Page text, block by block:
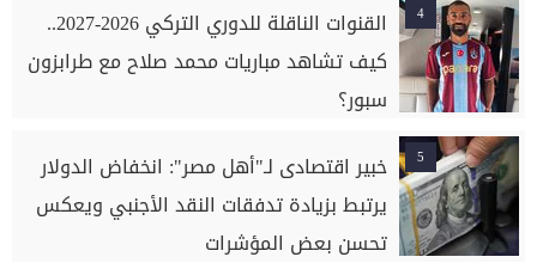
4
القنوات الناقلة للدوري التركي 2026-2027..
كيف تشاهد مباريات محمد صلاح مع طرابزون
سبور؟
5
خبير اقتصادى لـ"أهل مصر": انخفاض الدولار
يرتبط بزيادة تدفقات النقد الأجنبي ويعكس
تحسن بعض المؤشرات